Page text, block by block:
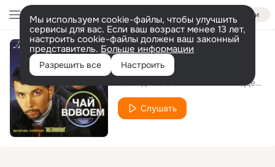
Войти
Мы используем cookie-файлы, чтобы улучшить
сервисы для вас. Если ваш возраст менее 13 лет,
настроить cookie-файлы должен ваш законный
представитель. Больше информации
Разрешить все Настроить
Желанная
Денис Клявер
Слушать